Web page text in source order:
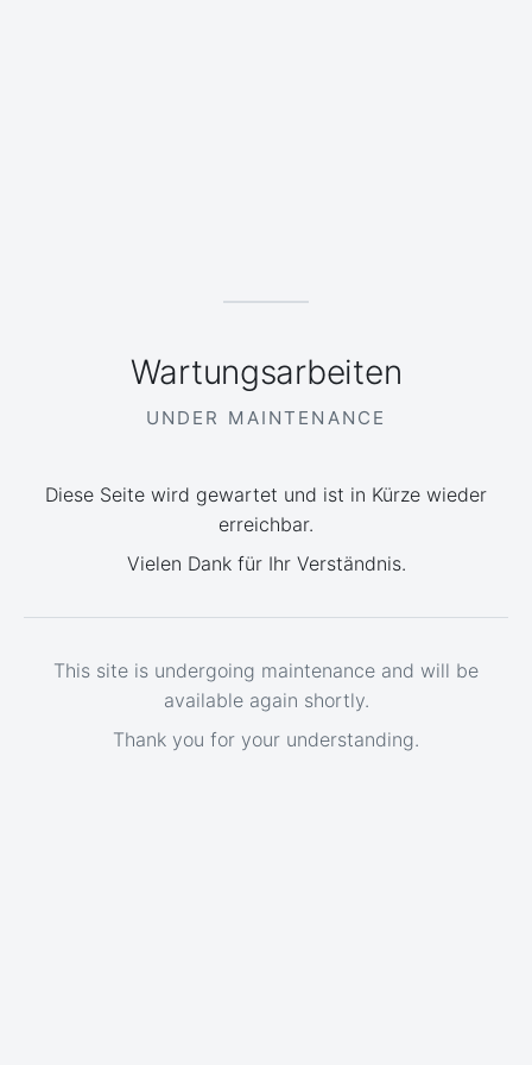
Wartungsarbeiten
UNDER MAINTENANCE
Diese Seite wird gewartet und ist in Kürze wieder
erreichbar.
Vielen Dank für Ihr Verständnis.
This site is undergoing maintenance and will be
available again shortly.
Thank you for your understanding.